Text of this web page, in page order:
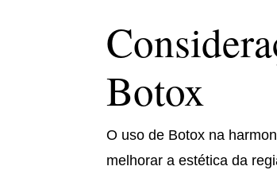
Botox
O uso de Botox na
melhorar a estética da